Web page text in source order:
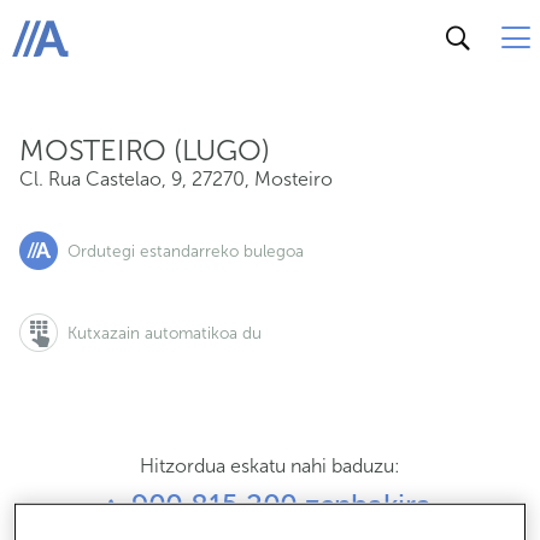
ABANCA
MOSTEIRO (LUGO)
Cl. Rua Castelao, 9, 27270, Mosteiro
Ordutegi estandarreko bulegoa
Kutxazain automatikoa du
Hitzordua eskatu nahi baduzu:
900 815 200 zenbakira
Cl. Rua Castelao, 9, 27270, Mosteiro